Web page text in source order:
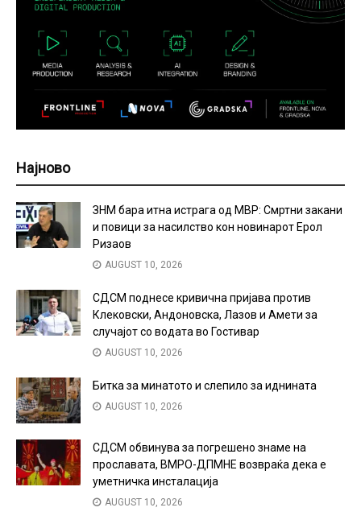
Најново
ЗНМ бара итна истрага од МВР: Смртни закани
и повици за насилство кон новинарот Ерол
Ризаов
AUGUST 10, 2026
СДСМ поднесе кривична пријава против
Клековски, Андоновска, Лазов и Амети за
случајот со водата во Гостивар
AUGUST 10, 2026
Битка за минатото и слепило за иднината
AUGUST 10, 2026
СДСМ обвинува за погрешено знаме на
прославата, ВМРО-ДПМНЕ возвраќа дека е
уметничка инсталација
AUGUST 10, 2026